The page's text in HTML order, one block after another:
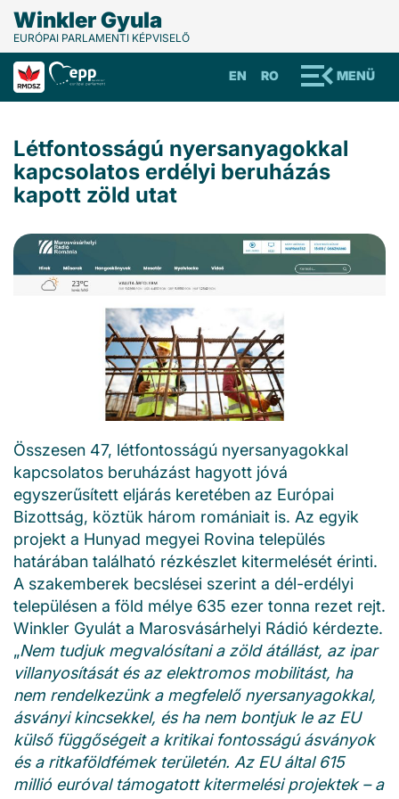
Winkler Gyula
EURÓPAI PARLAMENTI KÉPVISELŐ
MENÜ
RO
EN
Létfontosságú nyersanyagokkal
kapcsolatos erdélyi beruházás
kapott zöld utat
Összesen 47, létfontosságú nyersanyagokkal
kapcsolatos beruházást hagyott jóvá
egyszerűsített eljárás keretében az Európai
Bizottság, köztük három romániait is. Az egyik
projekt a Hunyad megyei Rovina település
határában található rézkészlet kitermelését érinti.
A szakemberek becslései szerint a dél-erdélyi
településen a föld mélye 635 ezer tonna rezet rejt.
Winkler Gyulát a Marosvásárhelyi Rádió kérdezte.
„Nem tudjuk megvalósítani a zöld átállást, az ipar
villanyosítását és az elektromos mobilitást, ha
nem rendelkezünk a megfelelő nyersanyagokkal,
ásványi kincsekkel, és ha nem bontjuk le az EU
külső függőségeit a kritikai fontosságú ásványok
és a ritkaföldfémek területén. Az EU által 615
millió euróval támogatott kitermelési projektek – a